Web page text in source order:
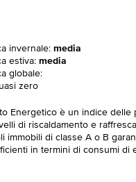
invernale:media
estiva:media
globale:
zero
Energetico è un indice delle
di riscaldamento e
immobili di classe A o B
in termini di consumi di